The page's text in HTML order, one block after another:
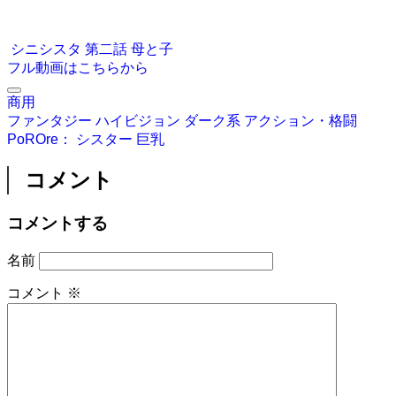
シニシスタ 第二話 母と子
フル動画はこちらから
商用
ファンタジー ハイビジョン ダーク系 アクション・格闘
PoROre：
シスター 巨乳
コメント
コメントする
名前
コメント ※